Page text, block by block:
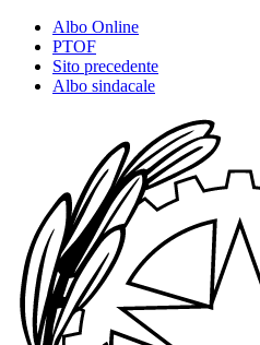
Albo Online
PTOF
Sito precedente
Albo sindacale